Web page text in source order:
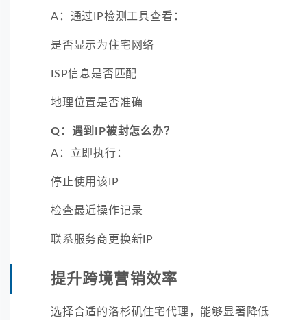
A：通过IP检测工具查看：
是否显示为住宅网络
ISP信息是否匹配
地理位置是否准确
Q：遇到IP被封怎么办？
A：立即执行：
停止使用该IP
检查最近操作记录
联系服务商更换新IP
提升跨境营销效率
选择合适的洛杉矶住宅代理，能够显著降低